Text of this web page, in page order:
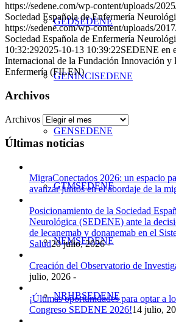
GEDSEDENE
GENINCISEDENE
GENSEDENE
GTMSEDENE
NEMSEDENE
NRHBSEDENE
https://sedene.com/wp-content/uploads/
Sociedad Española de Enfermería
https://sedene.com/wp-content/uploads/
Sociedad Española de Enfermería
10:32:292025-10-13 10:39:22SEDENE en
Internacional de la Fundación Innovación y
Enfermería (FILEN)
Archivos
Archivos
Últimas noticias
MigraConectados 2026: un espacio
avanzar juntos en el abordaje de la
Posicionamiento de la Sociedad
Neurológica (SEDENE) ante la
de lecanemab y donanemab en el
Salud20 julio, 2026 -
Creación del Observatorio de
julio, 2026 -
¡Últimas oportunidades para optar a
Congreso SEDENE 2026!14 julio,